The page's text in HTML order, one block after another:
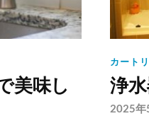
美味し
カート
浄
2025年